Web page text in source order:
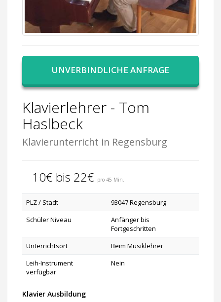
UNVERBINDLICHE ANFRAGE
Klavierlehrer - Tom
Haslbeck
Klavierunterricht in Regensburg
10€ bis 22€ pro 45 Min.
PLZ / Stadt
93047 Regensburg
Schüler Niveau
Anfänger bis
Fortgeschritten
Unterrichtsort
Beim Musiklehrer
Leih-Instrument
verfügbar
Nein
Klavier Ausbildung